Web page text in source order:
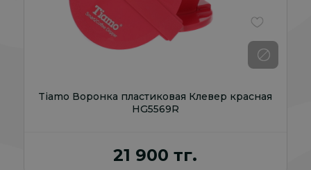
Tiamo Воронка пластиковая Клевер красная
HG5569R
21 900 тг.
В